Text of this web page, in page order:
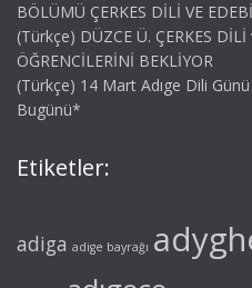
BÖLÜMÜ ÇERKES DİLİ VE
(Türkçe) DÜZCE Ü. ÇERKES
ÖĞRENCİLERİNİ BEKLİYOR
(Türkçe) 14 Mart Adıge Dili
Bugünü*
Etiketler:
adiga adige bayrağı